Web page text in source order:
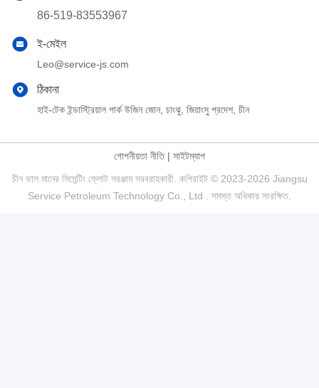
86-519-83553967
ই-মেইল
Leo@service-js.com
ঠিকানা
হাই-টেক ইন্ডাস্ট্রিয়াল পার্ক উজিন জোন, চাংঝু, জিয়াংসু প্রদেশ, চীন
গোপনীয়তা নীতি| সাইটম্যাপ
চীন ভাল মানের সিমেন্টিং ফ্লোট সরঞ্জাম সরবরাহকারী. কপিরাইট © 2023-2026 Jiangsu
Service Petroleum Technology Co., Ltd . সমস্ত অধিকার সংরক্ষিত.